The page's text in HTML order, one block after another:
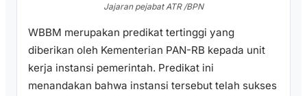
Jajaran pejabat ATR /BPN
WBBM merupakan predikat tertinggi yang
diberikan oleh Kementerian PAN-RB kepada unit
kerja instansi pemerintah. Predikat ini
menandakan bahwa instansi tersebut telah sukses